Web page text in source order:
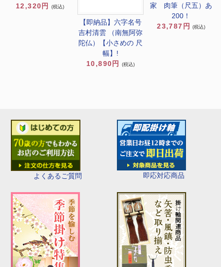
よくあるご質問 即応対応商品
12,320円
(税込)
【即納品】六字名号
吉村清雲 （南無阿弥
陀仏）【小さめの 尺
幅】!
10,890円
(税込)
家 肉筆（尺五）あ
200！
23,787円
(税込)